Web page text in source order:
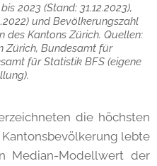
2023 (Stand: 31.12.2023),
und Bevölkerungszahl
des Kantons Zürich. Quellen:
Zürich, Bundesamt für
für Statistik BFS (eigene
die höchsten
lebte
Median-Modellwert der